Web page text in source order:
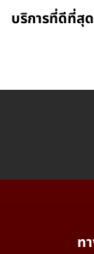
บริการที่ดีที่สุด
ท